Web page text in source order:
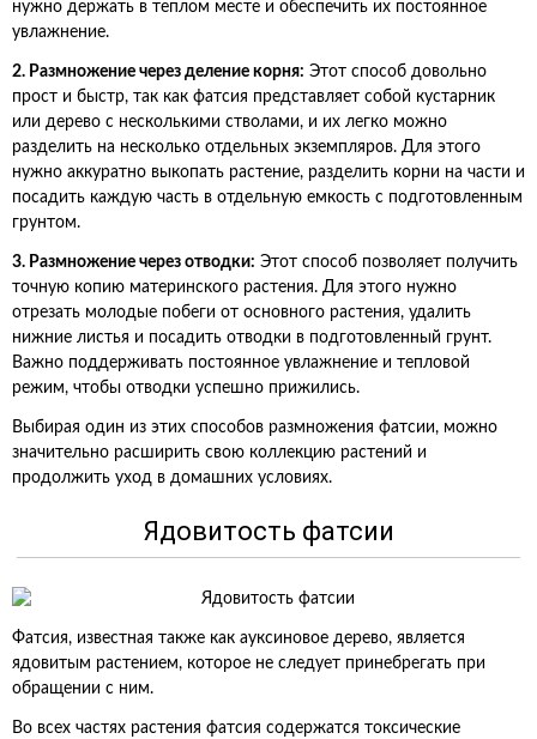
нужно держать в теплом месте и обеспечить их постоянное
увлажнение.
2. Размножение через деление корня: Этот способ довольно
прост и быстр, так как фатсия представляет собой кустарник
или дерево с несколькими стволами, и их легко можно
разделить на несколько отдельных экземпляров. Для этого
нужно аккуратно выкопать растение, разделить корни на части и
посадить каждую часть в отдельную емкость с подготовленным
грунтом.
3. Размножение через отводки: Этот способ позволяет получить
точную копию материнского растения. Для этого нужно
отрезать молодые побеги от основного растения, удалить
нижние листья и посадить отводки в подготовленный грунт.
Важно поддерживать постоянное увлажнение и тепловой
режим, чтобы отводки успешно прижились.
Выбирая один из этих способов размножения фатсии, можно
значительно расширить свою коллекцию растений и
продолжить уход в домашних условиях.
Ядовитость фатсии
Фатсия, известная также как ауксиновое дерево, является
ядовитым растением, которое не следует принебрегать при
обращении с ним.
Во всех частях растения фатсия содержатся токсические